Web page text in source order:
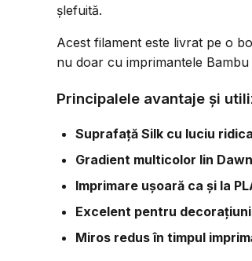
șlefuită.
Acest filament este livrat pe o
nu doar cu imprimantele
Principalele avantaje și
Suprafață Silk cu luciu
Gradient multicolor lin
Imprimare ușoară ca și la
Excelent pentru
Miros redus în timpul